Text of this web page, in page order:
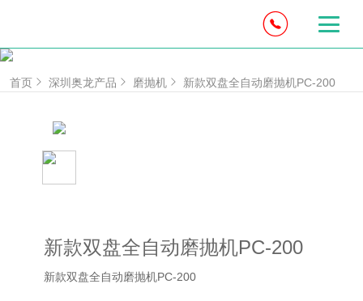
首页 深圳奥龙产品 磨抛机 新款双盘全自动磨抛机PC-200
新款双盘全自动磨抛机PC-200
新款双盘全自动磨抛机PC-200